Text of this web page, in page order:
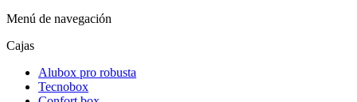
Menú de navegación
Cajas
Alubox pro robusta
Tecnobox